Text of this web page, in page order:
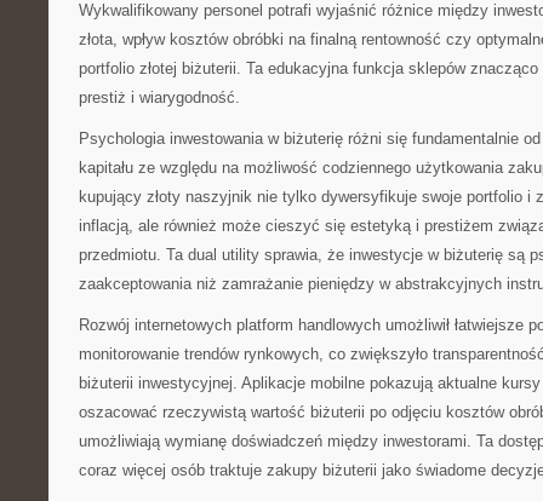
Wykwalifikowany personel potrafi wyjaśnić różnice między
złota, wpływ kosztów obróbki na finalną rentowność czy
portfolio złotej biżuterii. Ta edukacyjna funkcja sklepów znacząco
prestiż i wiarygodność.
Psychologia inwestowania w biżuterię różni się fundamentalnie
kapitału ze względu na możliwość codziennego użytkowania
kupujący złoty naszyjnik nie tylko dywersyfikuje swoje portfolio i
inflacją, ale również może cieszyć się estetyką i prestiżem
przedmiotu. Ta dual utility sprawia, że inwestycje w biżuterię są
zaakceptowania niż zamrażanie pieniędzy w abstrakcyjnych
Rozwój internetowych platform handlowych umożliwił łatwiejsze
monitorowanie trendów rynkowych, co zwiększyło
biżuterii inwestycyjnej. Aplikacje mobilne pokazują aktualne
oszacować rzeczywistą wartość biżuterii po odjęciu kosztów
umożliwiają wymianę doświadczeń między inwestorami. Ta
coraz więcej osób traktuje zakupy biżuterii jako świadome